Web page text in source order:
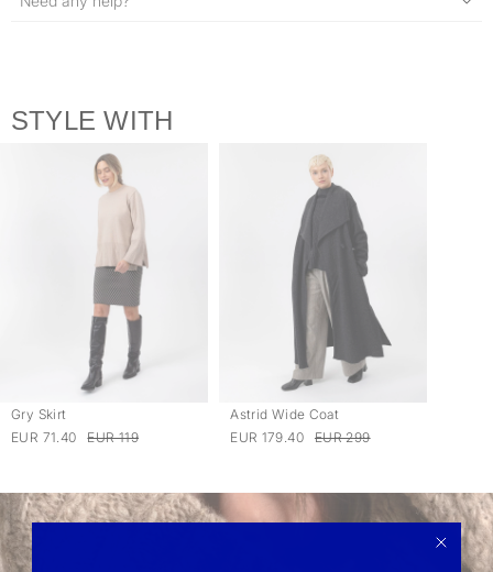
STYLE WITH
Gry Skirt
EUR 71.40
EUR 119
Astrid Wide Coat
EUR 179.40
EUR 299